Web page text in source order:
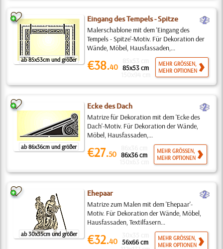
ab 85x53cm und größer
Eingang des Tempels - Spitze b
Malerschablone mit dem 'Eingang des
Tempels - Spitze'-Motiv. Für Dekoration der
Wände, Möbel, Hausfassaden,...
€38.40 85x53 cm
MEHR GRÖSSEN,
MEHR OPTIONEN
ab 86x36cm und größer
Ecke des Dach b
Matrize für Dekoration mit dem 'Ecke des
Dach'-Motiv. Für Dekoration der Wände,
Möbel, Hausfassaden,...
€27.50 86x36 cm
MEHR GRÖSSEN,
MEHR OPTIONEN
ab 30x35cm und größer
Ehepaar b
Matrize zum Malen mit dem 'Ehepaar'-
Motiv. Für Dekoration der Wände, Möbel,
Hausfassaden, Textilfasern...
€32.40 56x66 cm
MEHR GRÖSSEN,
MEHR OPTIONEN